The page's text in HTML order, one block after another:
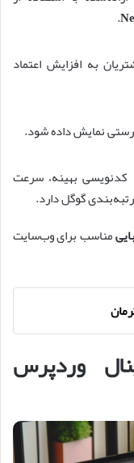
.
به افزایش اعتماد
نمایش داده شود.
کدنویسی بهینه، سرعت
رتبه‌بندی گوگل دارد.
مناسب برای وب‌سایت
وردپرس